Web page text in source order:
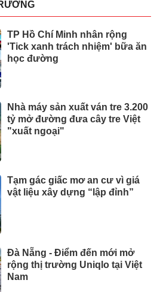
TP Hồ Chí Minh nhân rộng
'Tick xanh trách nhiệm' bữa ăn
học đường
Nhà máy sản xuất ván tre 3.200
tỷ mở đường đưa cây tre Việt
"xuất ngoại"
Tạm gác giấc mơ an cư vì giá
vật liệu xây dựng “lập đỉnh”
Đà Nẵng - Điểm đến mới mở
rộng thị trường Uniqlo tại Việt
Nam